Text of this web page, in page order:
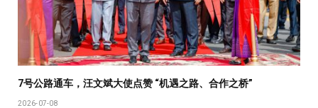
7号公路通车，汪文斌大使点赞 “机遇之路、合作之桥”
2026-07-08